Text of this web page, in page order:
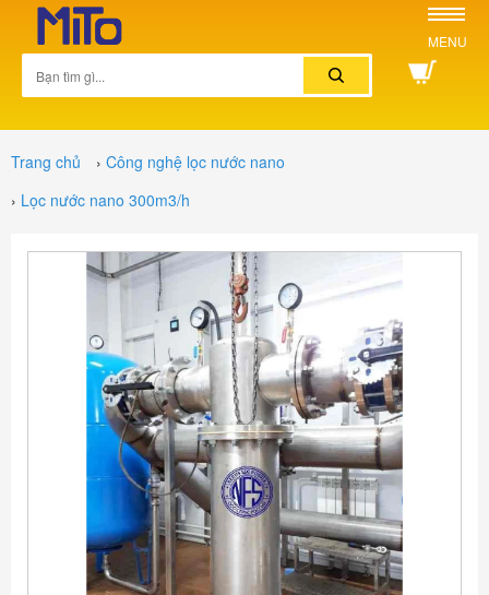
MENU
Trang chủ › Công nghệ lọc nước nano
› Lọc nước nano 300m3/h